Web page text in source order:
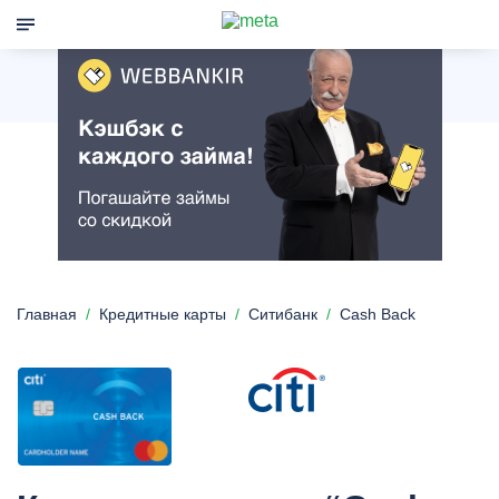
Главная Кредитные карты Ситибанк Cash Back